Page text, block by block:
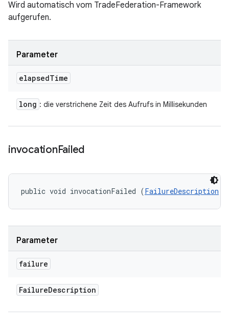
Wird automatisch vom TradeFederation-Framework
aufgerufen.
Parameter
elapsedTime
long : die verstrichene Zeit des Aufrufs in Millisekunden
invocationFailed
public void invocationFailed (FailureDescription
Parameter
failure
FailureDescription